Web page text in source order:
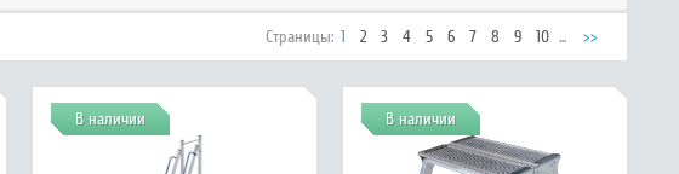
Страницы: 1 2 3 4 5 6 7 8 9 10 ... >>
В наличии В наличии